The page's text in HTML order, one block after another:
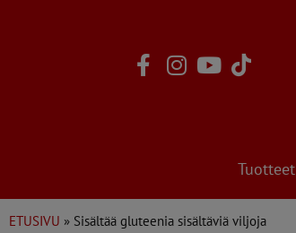
Tuotteet
ETUSIVU » Sisältää gluteenia sisältäviä viljoja